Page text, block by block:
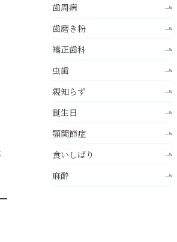
歯周病
歯磨き粉
矯正歯科
虫歯
親知らず
誕生日
顎関節症
食いしばり
麻酔